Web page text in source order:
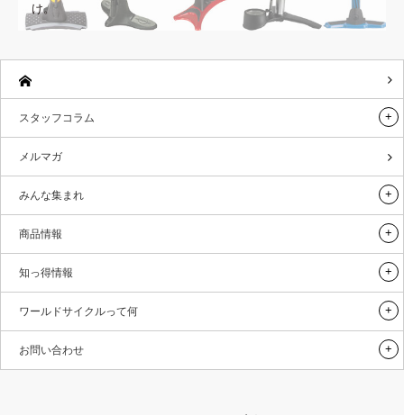
け。
スタッフコラム
メルマガ
みんな集まれ
商品情報
知っ得情報
ワールドサイクルって何
お問い合わせ